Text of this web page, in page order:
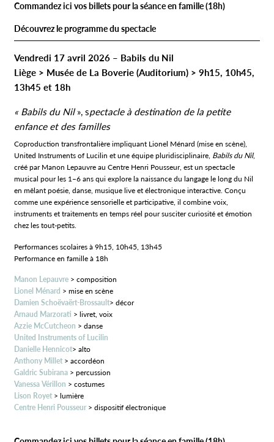
Commandez ici vos billets pour la séance en famille (18h)
Découvrez le programme du spectacle
Vendredi 17 avril 2026 – Babils du Nil
Liège > Musée de La Boverie (Auditorium) > 9h15, 10h45,
13h45 et 18h
« Babils du Nil», spectacle à destination de la petite
enfance et des familles
Coproduction transfrontalière impliquant Lionel Ménard (mise en scène),
United Instruments of Lucilin et une équipe pluridisciplinaire, Babils du Nil,
créé par Manon Lepauvre au Centre Henri Pousseur, est un spectacle
musical pour les 1–6 ans qui explore la naissance du langage le long du Nil
en mêlant poésie, danse, musique live et électronique interactive. Conçu
comme une expérience sensorielle et participative, il combine voix,
instruments et traitements en temps réel pour susciter curiosité et émotion
chez les tout‑petits.
Performances scolaires à 9h15, 10h45, 13h45
Performance en famille à 18h
Manon Lepauvre > composition
Lionel Ménard > mise en scène
Damien Schoëvaërt-Brossault> décor
Arnaud Marzorati > livret, voix
Azzie McCutcheon > danse
United Instruments of Lucilin
Danielle Hennicot> alto
Anthony Millet > accordéon
Galdric Subirana > percussion
Vanessa Vérillon > costumes
Lison Royet > lumière
Centre Henri Pousseur> dispositif électronique